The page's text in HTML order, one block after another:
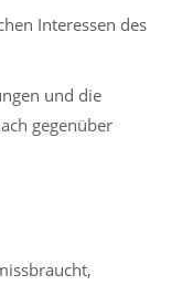
Interessen des
und die
gegenüber